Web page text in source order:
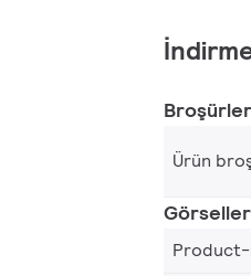
Broşürler
Ürün
Görseller
Product-